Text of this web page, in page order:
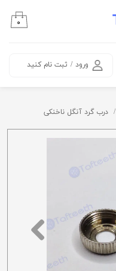
ورود / ثبت نام کنید
۰
درب گرد آنگل ناخنکی